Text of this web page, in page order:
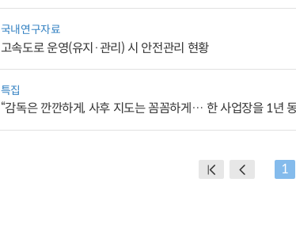
국내연구자료
고속도로 운영(유지·관리) 시 안전관리 현황
특집
“감독은 깐깐하게, 사후 지도는 꼼꼼하게… 한 사업장을 1년
1